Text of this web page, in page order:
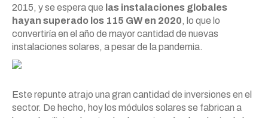
2015, y se espera que las instalaciones globales
hayan superado los 115 GW en 2020, lo que lo
convertiría en el año de mayor cantidad de nuevas
instalaciones solares, a pesar de la pandemia.
Este repunte atrajo una gran cantidad de inversiones en el
sector. De hecho, hoy los módulos solares se fabrican a